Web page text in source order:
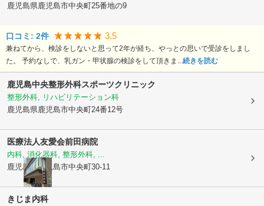
鹿児島県鹿児島市中央町25番地の9
口コミ: 2件 3.5
兼ねてから、検診をしないと思って2年が経ち、やっとの思いで受診をしまし
た。 予約なしで、乳ガン・甲状腺の検診をして頂きま...続きを読む
鹿児島中央整形外科スポーツクリニック
整形外科, リハビリテーション科
鹿児島県鹿児島市中央町24番12号
医療法人友愛会前田病院
内科, 消化器科, 整形外科, ...
鹿児島県鹿児島市中央町30-11
きじま内科